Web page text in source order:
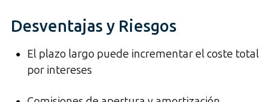
Desventajas y Riesgos
El plazo largo puede incrementar el coste total
por intereses